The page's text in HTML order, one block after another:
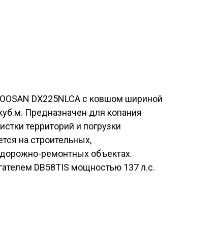
DX225NLCA с ковшом шириной
Предназначен для копания
территорий и погрузки
на строительных,
ремонтных объектах.
DB58TIS мощностью 137 л.с.